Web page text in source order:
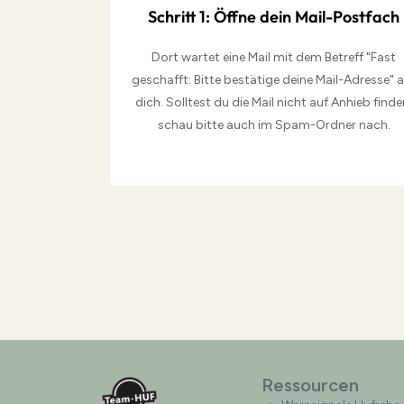
Schritt 1: Öffne dein Mail-Postfach
Dort wartet eine Mail mit dem Betreff "Fast
geschafft: Bitte bestätige deine Mail-Adresse"
dich. Solltest du die Mail nicht auf Anhieb
schau bitte auch im Spam-Ordner nach.
Ressourcen